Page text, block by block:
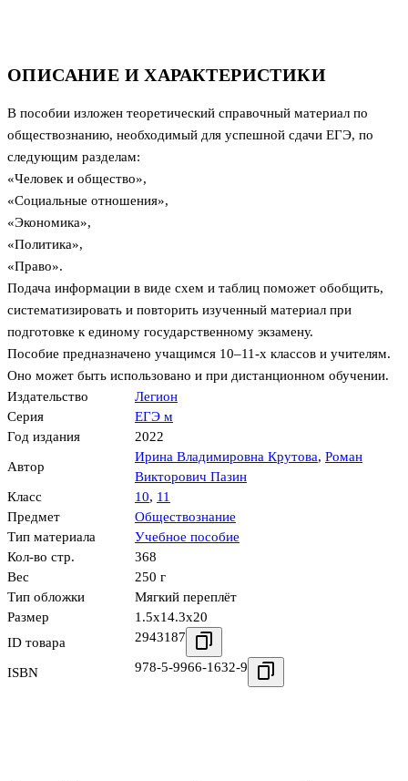
ОПИСАНИЕ И ХАРАКТЕРИСТИКИ
В пособии изложен теоретический справочный материал по
обществознанию, необходимый для успешной сдачи ЕГЭ, по
следующим разделам:
«Человек и общество»,
«Социальные отношения»,
«Экономика»,
«Политика»,
«Право».
Подача информации в виде схем и таблиц поможет обобщить,
систематизировать и повторить изученный материал при
подготовке к единому государственному экзамену.
Пособие предназначено учащимся 10–11-х классов и учителям.
Оно может быть использовано и при дистанционном обучении.
Издательство
Легион
Серия
ЕГЭ м
Год издания
2022
Автор
Ирина Владимировна Крутова, Роман
Викторович Пазин
Класс
10, 11
Предмет
Обществознание
Тип материала
Учебное пособие
Кол-во стр.
368
Вес
250 г
Тип обложки
Мягкий переплёт
Размер
1.5x14.3x20
ID товара
2943187
ISBN 978-5-9966-1632-9